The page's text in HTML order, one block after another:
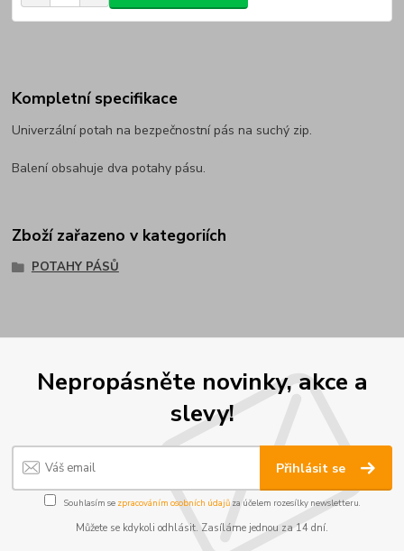
Kompletní specifikace
Univerzální potah na bezpečnostní pás na suchý zip.
Balení obsahuje dva potahy pásu.
Zboží zařazeno v kategoriích
POTAHY PÁSŮ
Nepropásněte novinky, akce a
slevy!
Přihlásit se
Souhlasím se zpracováním osobních údajůza účelem rozesílky newsletteru.
Můžete se kdykoli odhlásit. Zasíláme jednou za 14 dní.